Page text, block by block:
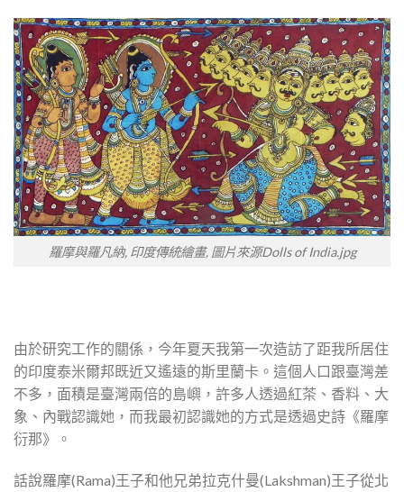
羅摩與羅凡納, 印度傳統繪畫, 圖片來源Dolls of India.jpg
由於研究工作的關係，今年夏天我第一次造訪了距我所居住
的印度泰米爾邦既近又遙遠的斯里蘭卡。這個人口跟臺灣差
不多，面積是臺灣兩倍的島嶼，許多人透過紅茶、香料、大
象、內戰認識她，而我最初認識她的方式是透過史詩《羅摩
衍那》。
話說羅摩(Rama)王子和他兄弟拉克什曼(Lakshman)王子從北